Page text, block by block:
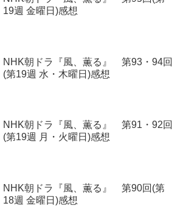
19週 金曜日)感想
NHK朝ドラ『風、薫る』 第93・94回
(第19週 水・木曜日)感想
NHK朝ドラ『風、薫る』 第91・92回
(第19週 月・火曜日)感想
NHK朝ドラ『風、薫る』 第90回(第
18週 金曜日)感想